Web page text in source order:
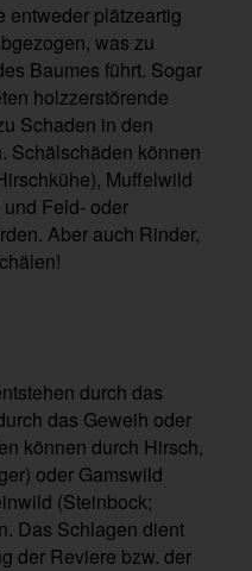
entweder plätzeartig
was zu
Baumes führt. Sogar
holzzerstörende
Schaden in den
Schälschäden können
Muffelwild
Feld- oder
Aber auch Rinder,
durch das
das Geweih oder
können durch Hirsch,
oder Gamswild
(Steinbock;
Das Schlagen dient
der Reviere bzw. der